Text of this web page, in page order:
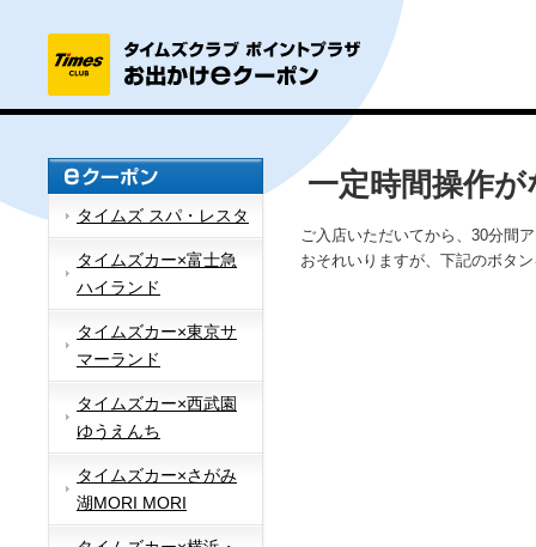
タイムズ スパ・レスタ
タイムズカー×富士急
ハイランド
タイムズカー×東京サ
マーランド
タイムズカー×西武園
ゆうえんち
タイムズカー×さがみ
湖MORI MORI
一定時間操作
ご入店いただいてから、30分間
おそれいりますが、下記のボタ